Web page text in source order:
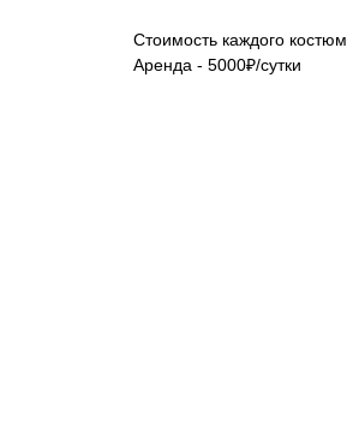
Стоимость каждого
Аренда - 5000₽/сутки